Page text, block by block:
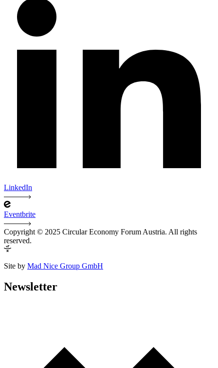
LinkedIn
Eventbrite
Copyright © 2025 Circular Economy Forum Austria. All rights
reserved.
Site by Mad Nice Group GmbH
Newsletter